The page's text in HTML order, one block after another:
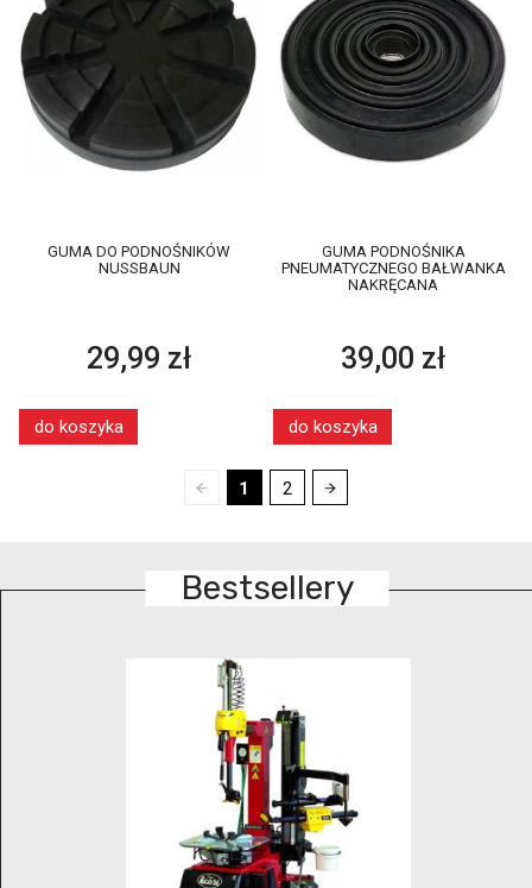
GUMA DO PODNOŚNIKÓW
NUSSBAUN
29,99 zł
do koszyka
GUMA PODNOŚNIKA
PNEUMATYCZNEGO BAŁWANKA
NAKRĘCANA
39,00 zł
do koszyka
1 2
Bestsellery